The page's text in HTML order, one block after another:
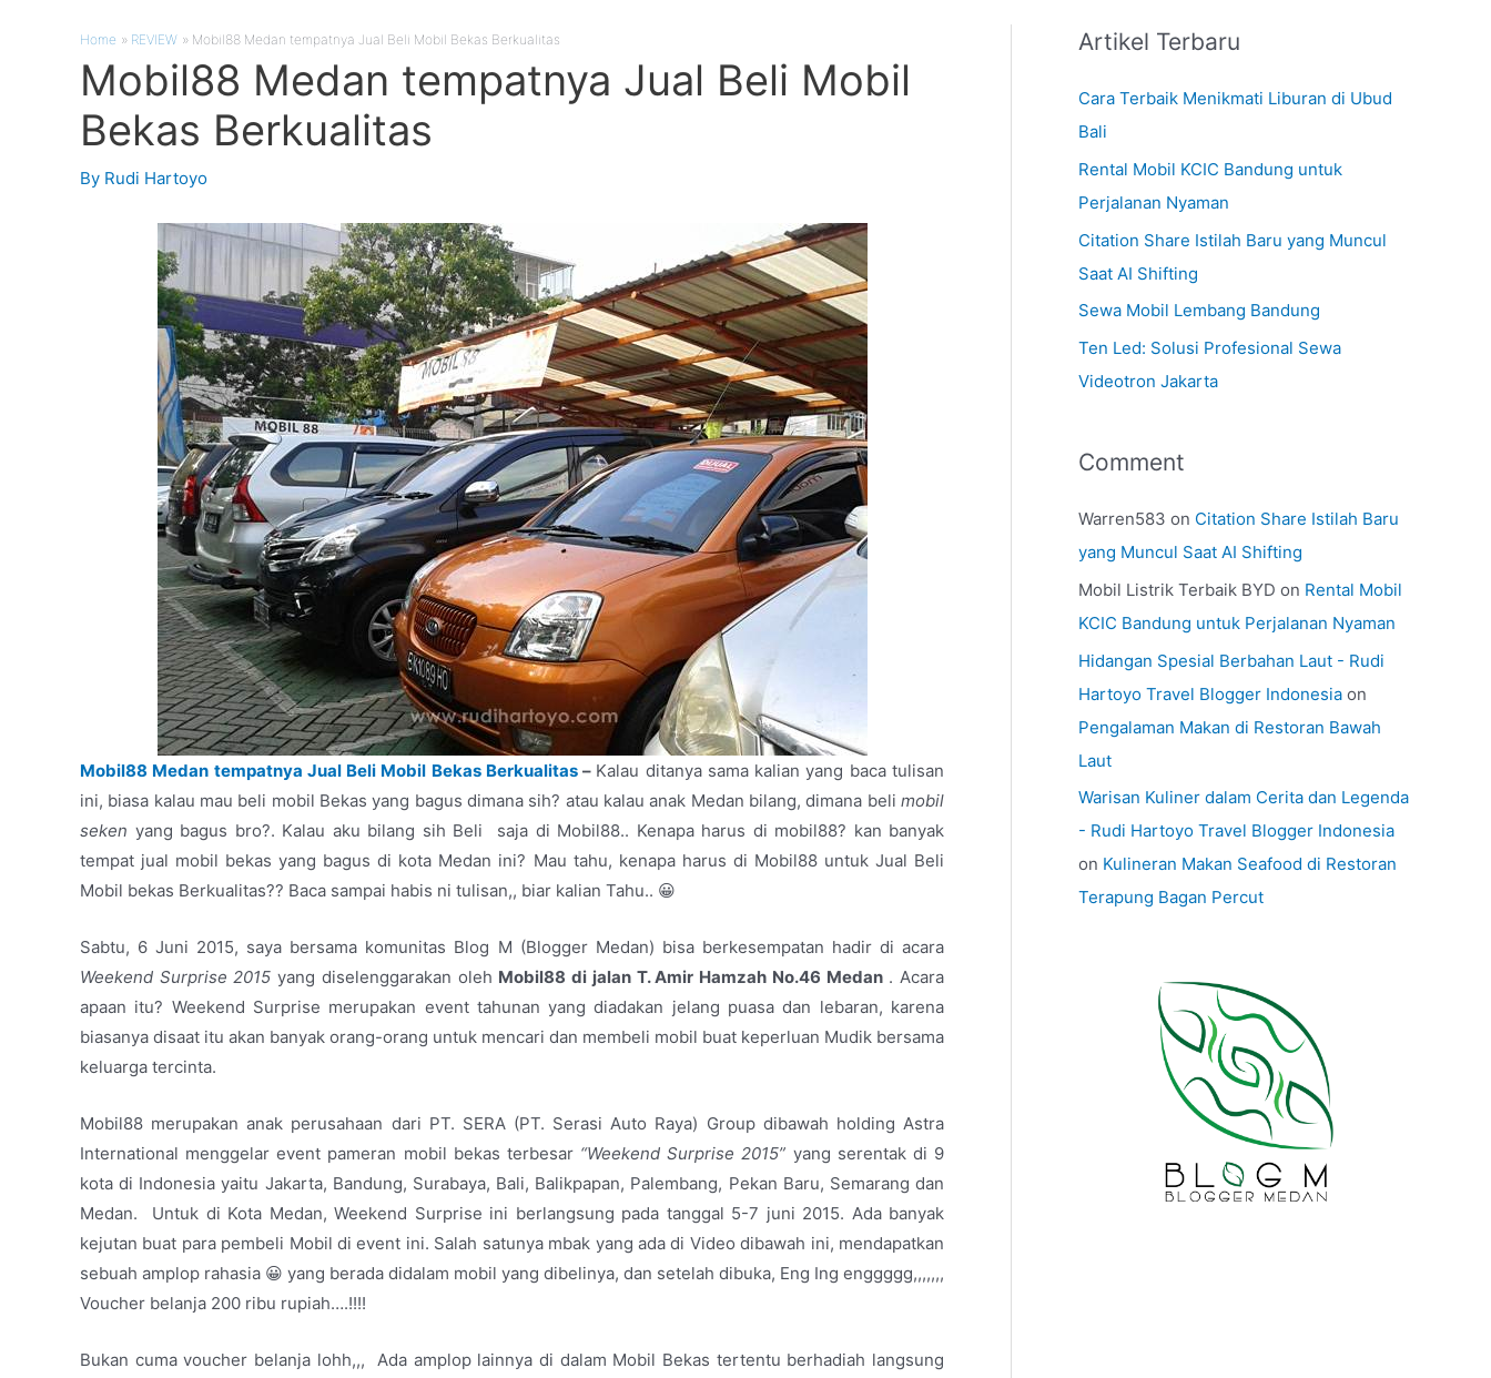
Home REVIEW Mobil88 Medan tempatnya Jual Beli Mobil Bekas Berkualitas
Mobil88 Medan tempatnya Jual Beli Mobil
Bekas Berkualitas
By Rudi Hartoyo
Mobil88 Medan tempatnya Jual Beli Mobil Bekas Berkualitas– Kalau ditanya sama kalian yang baca tulisan
ini, biasa kalau mau beli mobil Bekas yang bagus dimana sih? atau kalau anak Medan bilang, dimana beli mobil
seken yang bagus bro?. Kalau aku bilang sih Beli saja di Mobil88.. Kenapa harus di mobil88? kan banyak
tempat jual mobil bekas yang bagus di kota Medan ini? Mau tahu, kenapa harus di Mobil88 untuk Jual Beli
Mobil bekas Berkualitas?? Baca sampai habis ni tulisan,, biar kalian Tahu.. 😀
Sabtu, 6 Juni 2015, saya bersama komunitas Blog M (Blogger Medan) bisa berkesempatan hadir di acara
Weekend Surprise 2015 yang diselenggarakan oleh Mobil88 di jalan T. Amir Hamzah No.46 Medan. Acara
apaan itu? Weekend Surprise merupakan event tahunan yang diadakan jelang puasa dan lebaran, karena
biasanya disaat itu akan banyak orang-orang untuk mencari dan membeli mobil buat keperluan Mudik bersama
keluarga tercinta.
Mobil88 merupakan anak perusahaan dari PT. SERA (PT. Serasi Auto Raya) Group dibawah holding Astra
International menggelar event pameran mobil bekas terbesar “Weekend Surprise 2015” yang serentak di 9
kota di Indonesia yaitu Jakarta, Bandung, Surabaya, Bali, Balikpapan, Palembang, Pekan Baru, Semarang dan
Medan. Untuk di Kota Medan, Weekend Surprise ini berlangsung pada tanggal 5-7 juni 2015. Ada banyak
kejutan buat para pembeli Mobil di event ini. Salah satunya mbak yang ada di Video dibawah ini, mendapatkan
sebuah amplop rahasia 😀 yang berada didalam mobil yang dibelinya, dan setelah dibuka, Eng Ing enggggg,,,,,,,
Voucher belanja 200 ribu rupiah….!!!!
Bukan cuma voucher belanja lohh,,, Ada amplop lainnya di dalam Mobil Bekas tertentu berhadiah langsung
Artikel Terbaru
Cara Terbaik Menikmati Liburan di Ubud
Bali
Rental Mobil KCIC Bandung untuk
Perjalanan Nyaman
Citation Share Istilah Baru yang Muncul
Saat AI Shifting
Sewa Mobil Lembang Bandung
Ten Led: Solusi Profesional Sewa
Videotron Jakarta
Comment
Warren583 on Citation Share Istilah Baru
yang Muncul Saat AI Shifting
Mobil Listrik Terbaik BYD on Rental Mobil
KCIC Bandung untuk Perjalanan Nyaman
Hidangan Spesial Berbahan Laut - Rudi
Hartoyo Travel Blogger Indonesia on
Pengalaman Makan di Restoran Bawah
Laut
Warisan Kuliner dalam Cerita dan Legenda
- Rudi Hartoyo Travel Blogger Indonesia
on Kulineran Makan Seafood di Restoran
Terapung Bagan Percut